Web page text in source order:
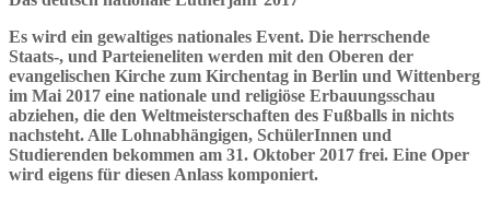
Es wird ein gewaltiges nationales Event. Die herrschende
Staats-, und Parteieneliten werden mit den Oberen der
evangelischen Kirche zum Kirchentag in Berlin und Wittenberg
im Mai 2017 eine nationale und religiöse Erbauungsschau
abziehen, die den Weltmeisterschaften des Fußballs in nichts
nachsteht. Alle Lohnabhängigen, SchülerInnen und
Studierenden bekommen am 31. Oktober 2017 frei. Eine Oper
wird eigens für diesen Anlass komponiert.